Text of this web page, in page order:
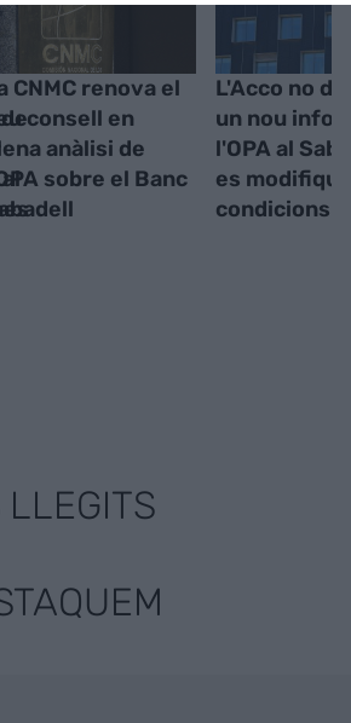
CNMC renova el
consell en
anàlisi de
sobre el Banc
L'Acco no
un nou
l'OPA al
es
condicions
LLEGITS